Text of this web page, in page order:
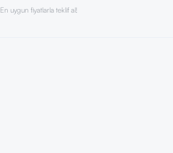
En uygun fiyatlarla teklif al!